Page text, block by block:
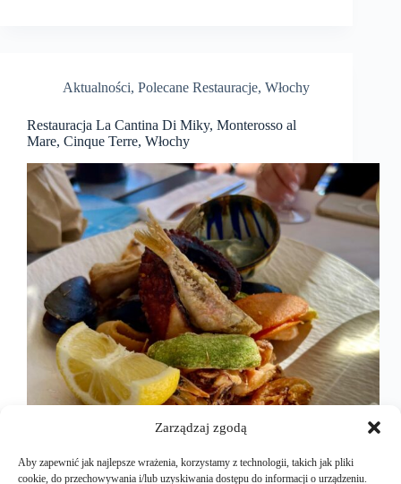
Zarządzaj zgodą
Aby zapewnić jak najlepsze wrażenia, korzystamy z technologii, takich jak pliki
cookie, do przechowywania i/lub uzyskiwania dostępu do informacji o urządzeniu.
Aktualności, Polecane Restauracje, Włochy
Restauracja La Cantina Di Miky, Monterosso al
Mare, Cinque Terre, Włochy